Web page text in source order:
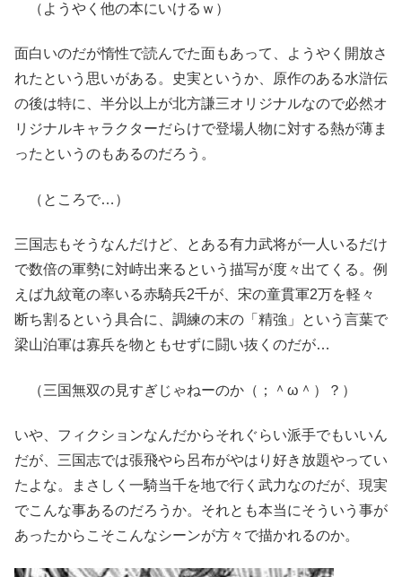
（ようやく他の本にいけるｗ）
面白いのだが惰性で読んでた面もあって、ようやく開放さ
れたという思いがある。史実というか、原作のある水滸伝
の後は特に、半分以上が北方謙三オリジナルなので必然オ
リジナルキャラクターだらけで登場人物に対する熱が薄ま
ったというのもあるのだろう。
（ところで…）
三国志もそうなんだけど、とある有力武将が一人いるだけ
で数倍の軍勢に対峙出来るという描写が度々出てくる。例
えば九紋竜の率いる赤騎兵2千が、宋の童貫軍2万を軽々
断ち割るという具合に、調練の末の「精強」という言葉で
梁山泊軍は寡兵を物ともせずに闘い抜くのだが…
（三国無双の見すぎじゃねーのか（；＾ω＾）？）
いや、フィクションなんだからそれぐらい派手でもいいん
だが、三国志では張飛やら呂布がやはり好き放題やってい
たよな。まさしく一騎当千を地で行く武力なのだが、現実
でこんな事あるのだろうか。それとも本当にそういう事が
あったからこそこんなシーンが方々で描かれるのか。